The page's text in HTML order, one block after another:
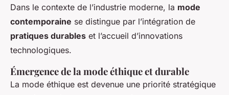
Dans le contexte de l’industrie moderne, la mode
contemporaine se distingue par l’intégration de
pratiques durables et l’accueil d’innovations
technologiques.
Émergence de la mode éthique et durable
La mode éthique est devenue une priorité stratégique